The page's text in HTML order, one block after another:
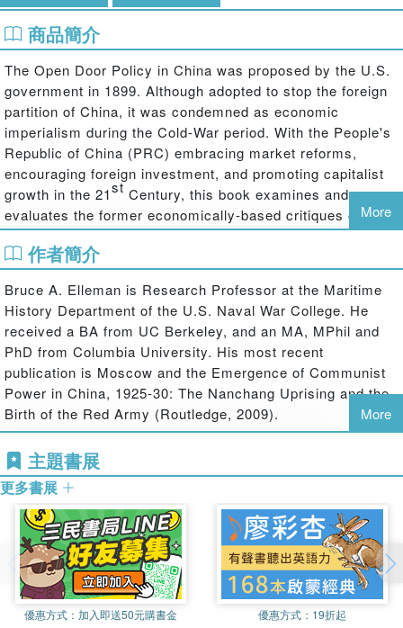
商品簡介
The Open Door Policy in China was proposed by the U.S.
government in 1899. Although adopted to stop the foreign
partition of China, it was condemned as economic
imperialism during the Cold-War period. With the People's
Republic of China (PRC) embracing market reforms,
encouraging foreign investment, and promoting capitalist
growth in the 21st Century, this book examines and re-
evaluates the former economically-based critiques of the
Open Door Policy, from its inception in 1899 to its collapse
in the 1920s. It offers new evidence suggesting the
hitherto underestimated role of the Open Door Policy in
protecting China's territorial integrity from Russian and
Japanese encroachment. Using primary documents
located in the Peking government's Foreign Ministry
archives in Taipei, Taiwan, the Ministry of Foreign Affairs
archive in Tokyo, Japan, and the Trotsky archives at
Harvard University, United States, it sheds light on how
the destruction of the Open Door Policy during the 1920s
Japanese expansionism in China, ushering in decades of
foreign invasion, civil war, and revolution, until the 1949
threatened territorial integrity.
More
作者簡介
Bruce A. Elleman is Research Professor at the Maritime
History Department of the U.S. Naval War College. He
received a BA from UC Berkeley, and an MA, MPhil and
PhD from Columbia University. His most recent
publication is Moscow and the Emergence of Communist
Power in China, 1925-30: The Nanchang Uprising and the
Birth of the Red Army (Routledge, 2009).
More
主題書展
更多書展
優惠方式： 加入即送50元購書金 優惠方式： 19折起